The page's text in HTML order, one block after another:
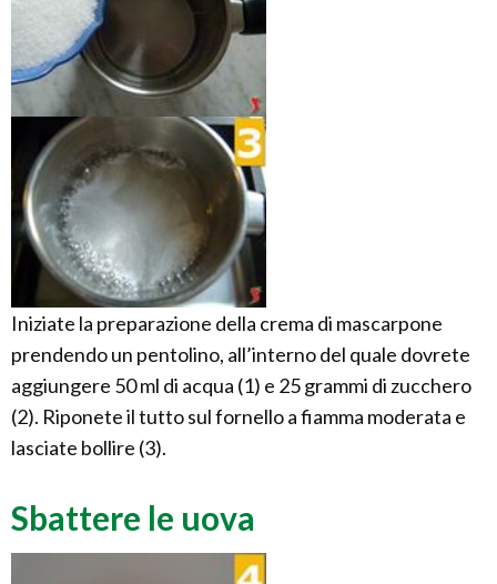
Iniziate la preparazione della crema di mascarpone
prendendo un pentolino, all’interno del quale dovrete
aggiungere 50 ml di acqua (1) e 25 grammi di zucchero
(2). Riponete il tutto sul fornello a fiamma moderata e
lasciate bollire (3).
Sbattere le uova